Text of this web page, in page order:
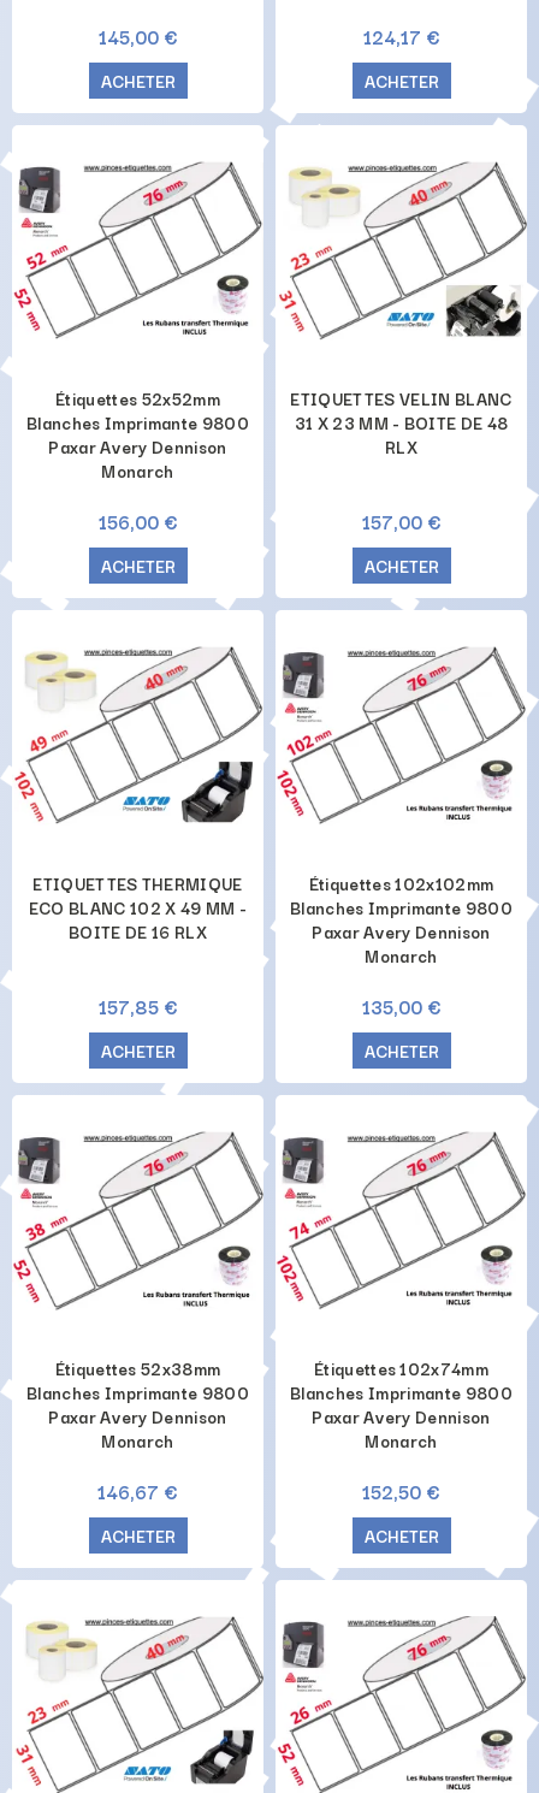
145,00 €
ACHETER
124,17 €
ACHETER
Étiquettes 52x52mm
Blanches Imprimante 9800
Paxar Avery Dennison
Monarch
156,00 €
ACHETER
ETIQUETTES VELIN BLANC
31 X 23 MM - BOITE DE 48
RLX
157,00 €
ACHETER
ETIQUETTES THERMIQUE
ECO BLANC 102 X 49 MM -
BOITE DE 16 RLX
157,85 €
ACHETER
Étiquettes 102x102mm
Blanches Imprimante 9800
Paxar Avery Dennison
Monarch
135,00 €
ACHETER
Étiquettes 52x38mm
Blanches Imprimante 9800
Paxar Avery Dennison
Monarch
146,67 €
ACHETER
Étiquettes 102x74mm
Blanches Imprimante 9800
Paxar Avery Dennison
Monarch
152,50 €
ACHETER